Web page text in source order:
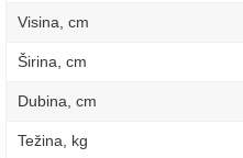
Visina, сm
Širina, сm
Dubina, сm
Težina, kg